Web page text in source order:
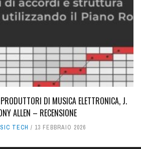
DI MUSICA ELETTRONICA, J.
ALLEN – RECENSIONE
TECH 13 FEBBRAIO 2026